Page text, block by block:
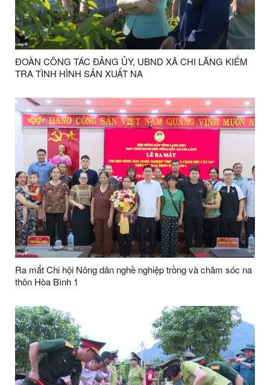
ĐOÀN CÔNG TÁC ĐẢNG ỦY, UBND XÃ CHI LĂNG KIỂM
TRA TÌNH HÌNH SẢN XUẤT NA
Ra mắt Chi hội Nông dân nghề nghiệp trồng và chăm sóc na
thôn Hòa Bình 1